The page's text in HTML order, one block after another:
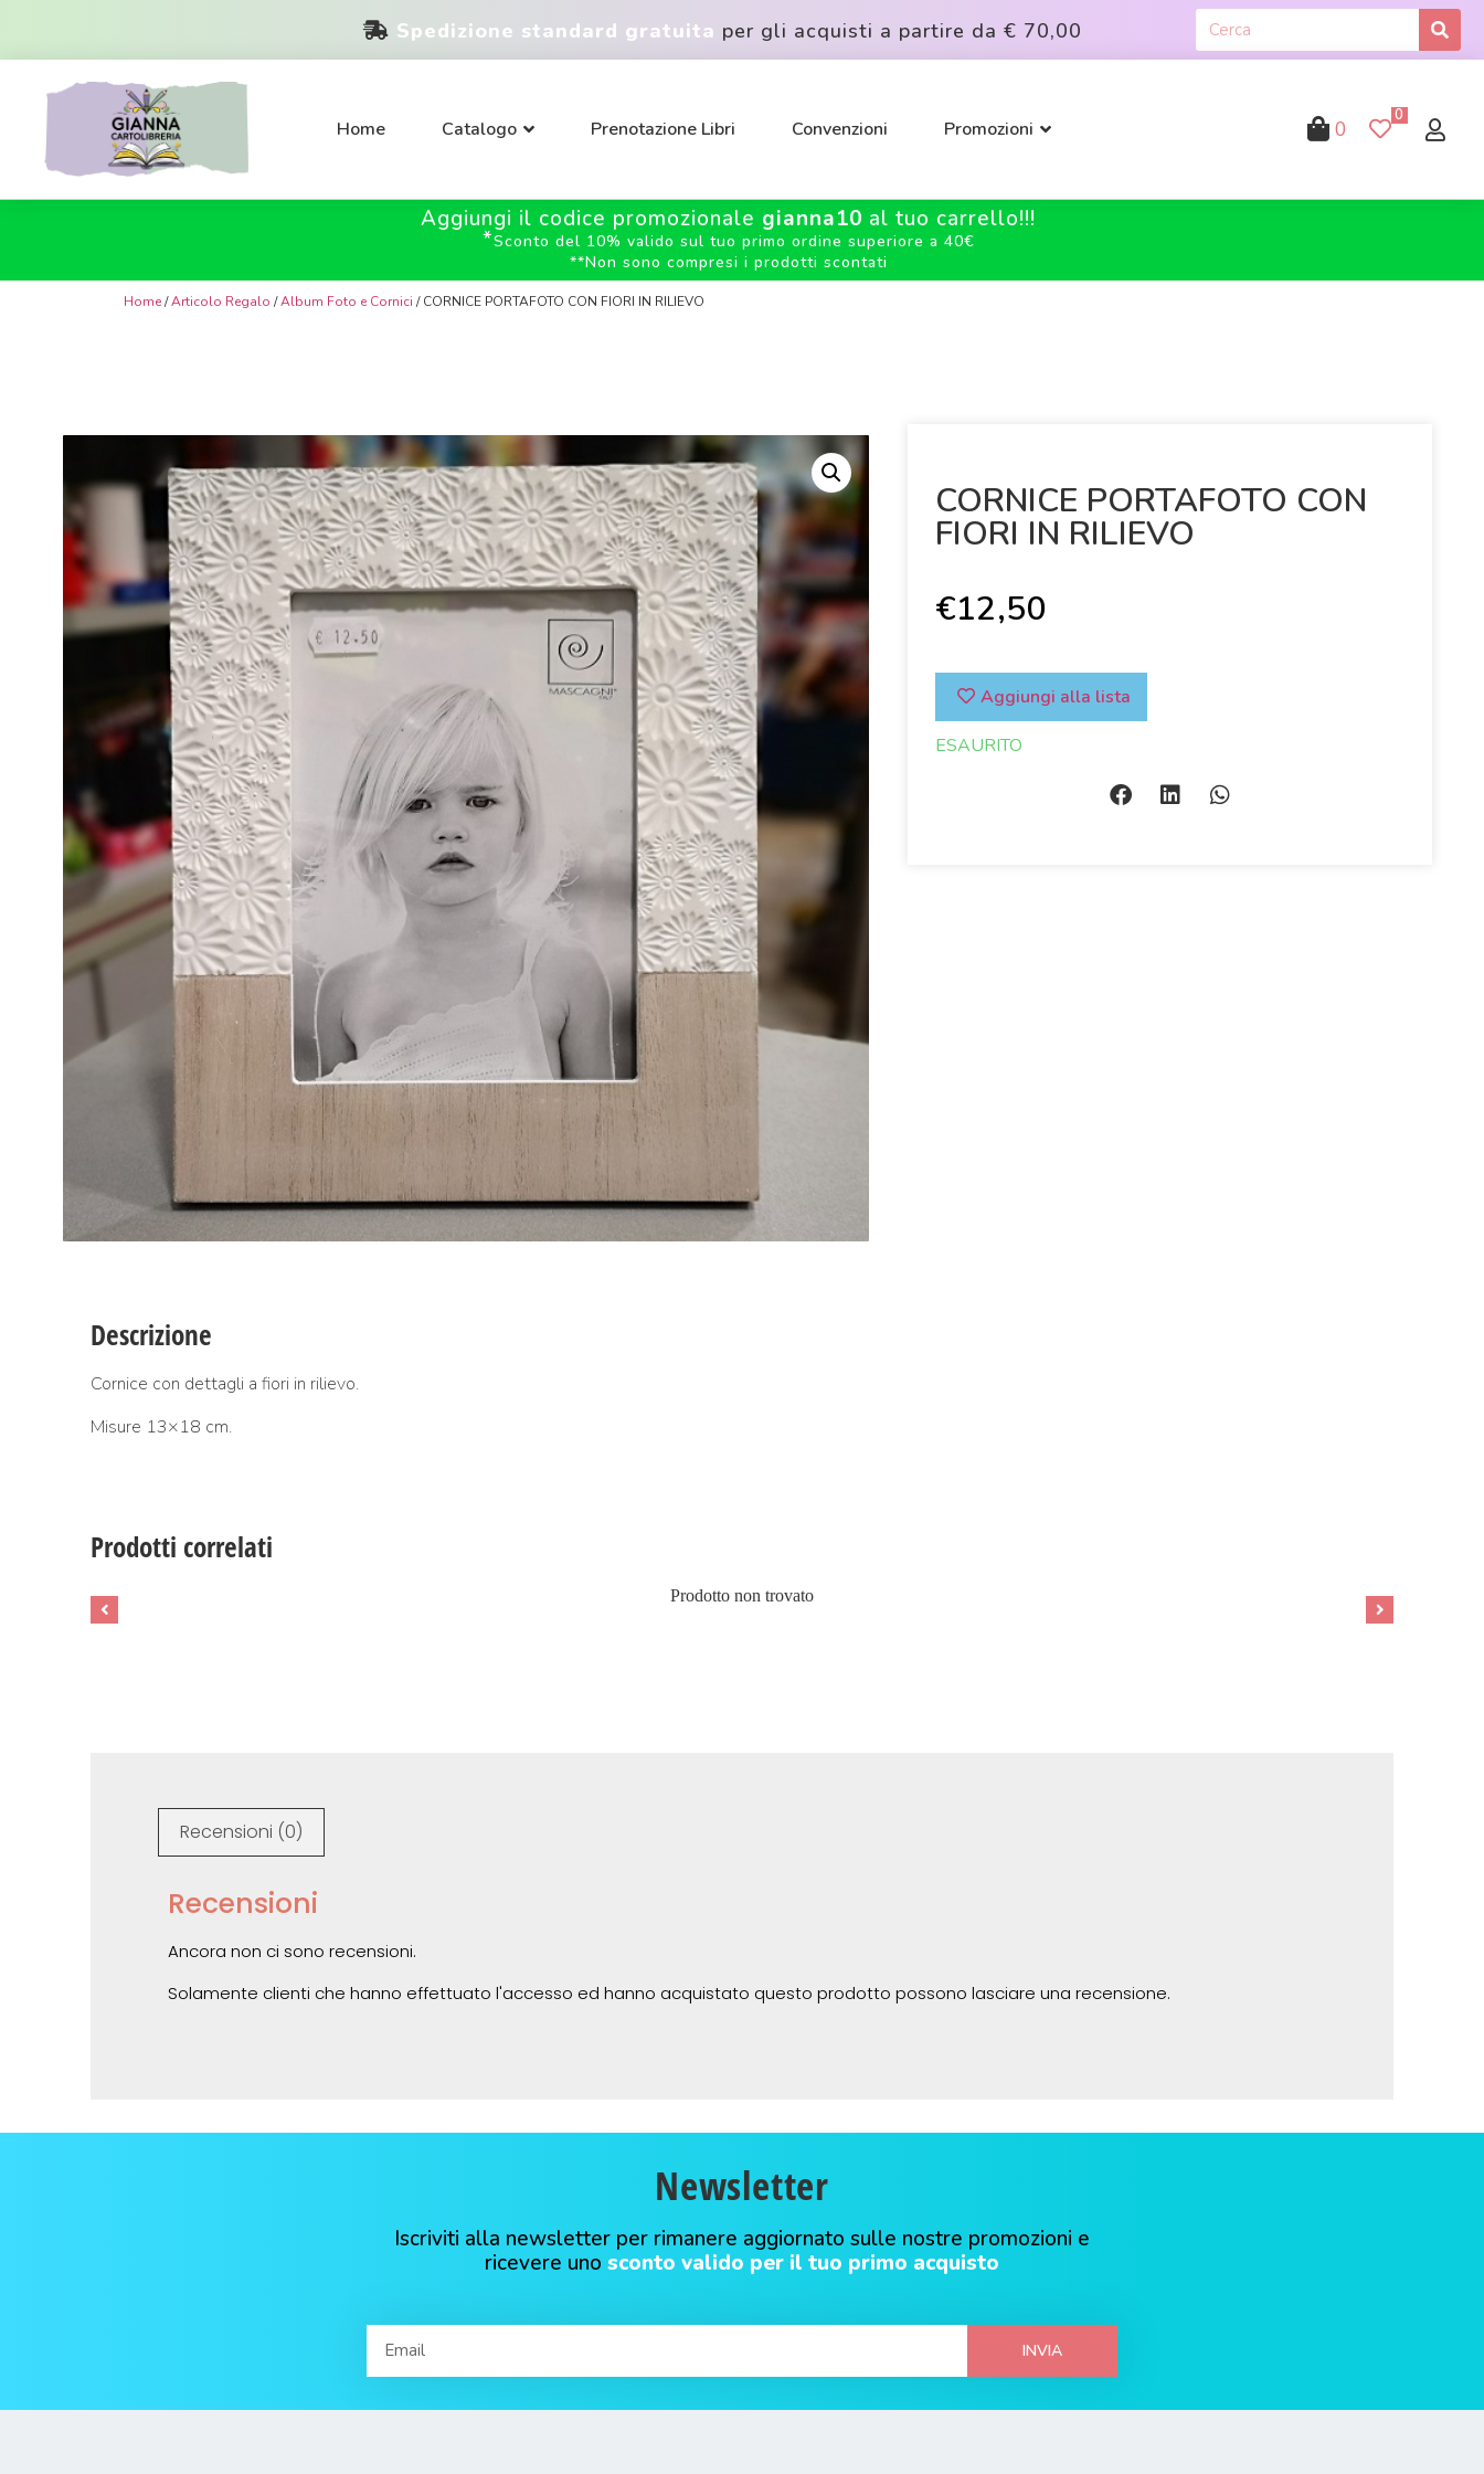
Spedizione standard gratuita per gli acquisti a partire da € 70,00
Home Catalogo Prenotazione Libri Convenzioni Promozioni 0
0
Aggiungi il codice promozionale gianna10 al tuo carrello!!!
*Sconto del 10% valido sul tuo primo ordine superiore a 40€
**Non sono compresi i prodotti scontati
Home/Articolo Regalo /Album Foto e Cornici / CORNICE PORTAFOTO CON FIORI IN RILIEVO
CORNICE PORTAFOTO CON
FIORI IN RILIEVO
€12,50
Aggiungi alla lista
ESAURITO
Descrizione
Cornice con dettagli a fiori in rilievo.
Misure 13×18 cm.
Prodotti correlati
Prodotto non trovato
Recensioni (0)
Recensioni
Ancora non ci sono recensioni.
Solamente clienti che hanno effettuato l'accesso ed hanno acquistato questo prodotto possono lasciare una recensione.
Newsletter
Iscriviti alla newsletter per rimanere aggiornato sulle nostre promozioni e
ricevere uno sconto valido per il tuo primo acquisto
INVIA